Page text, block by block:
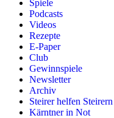
Spiele
Podcasts
Videos
Rezepte
E-Paper
Club
Gewinnspiele
Newsletter
Archiv
Steirer helfen Steirern
Kärntner in Not